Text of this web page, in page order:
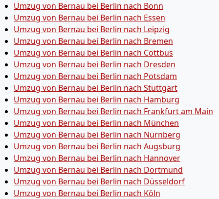
Umzug von Bernau bei Berlin nach Bonn
Umzug von Bernau bei Berlin nach Essen
Umzug von Bernau bei Berlin nach Leipzig
Umzug von Bernau bei Berlin nach Bremen
Umzug von Bernau bei Berlin nach Cottbus
Umzug von Bernau bei Berlin nach Dresden
Umzug von Bernau bei Berlin nach Potsdam
Umzug von Bernau bei Berlin nach Stuttgart
Umzug von Bernau bei Berlin nach Hamburg
Umzug von Bernau bei Berlin nach Frankfurt am Main
Umzug von Bernau bei Berlin nach München
Umzug von Bernau bei Berlin nach Nürnberg
Umzug von Bernau bei Berlin nach Augsburg
Umzug von Bernau bei Berlin nach Hannover
Umzug von Bernau bei Berlin nach Dortmund
Umzug von Bernau bei Berlin nach Düsseldorf
Umzug von Bernau bei Berlin nach Köln